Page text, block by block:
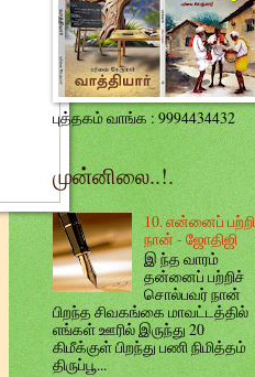
புத்தகம் வாங்க : 9994434432
முன்னிலை..!.
10. என்னைப் பற்றி
நான் - ஜோதிஜி
இ ந்த வாரம்
தன்னைப் பற்றிச்
சொல்பவர் நான்
பிறந்த சிவகங்கை மாவட்டத்தில்
எங்கள் ஊரில் இருந்து 20
கிமீக்குள் பிறந்து பணி நிமித்தம்
திருப்பூ...